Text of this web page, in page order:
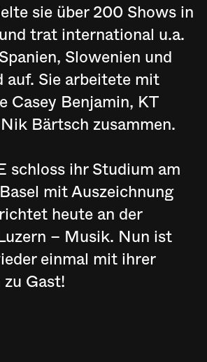
sie über 200 Shows in
trat international u.a.
Slowenien und
auf. Sie arbeitete mit
Casey Benjamin, KT
Bärtsch zusammen.
schloss ihr Studium am
mit Auszeichnung
heute an der
– Musik. Nun ist
einmal mit ihrer
Gast!